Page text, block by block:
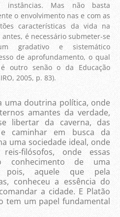
instâncias. Mas não basta
o envolvimento nas e com as
características da vida na
antes, é necessário submeter-se
gradativo e sistemático
de aprofundamento, o qual
outro senão o da Educação
2005, p. 83).
doutrina política, onde
amantes da verdade,
libertar da caverna, das
caminhar em busca da
uma sociedade ideal, onde
filósofos, onde essas
conhecimento de uma
pois, aquele que pela
conheceu a essência do
a cidade. E Platão
tem um papel fundamental